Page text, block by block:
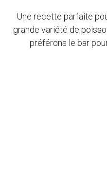
Une recette parfaite
grande variété de
préférons le bar